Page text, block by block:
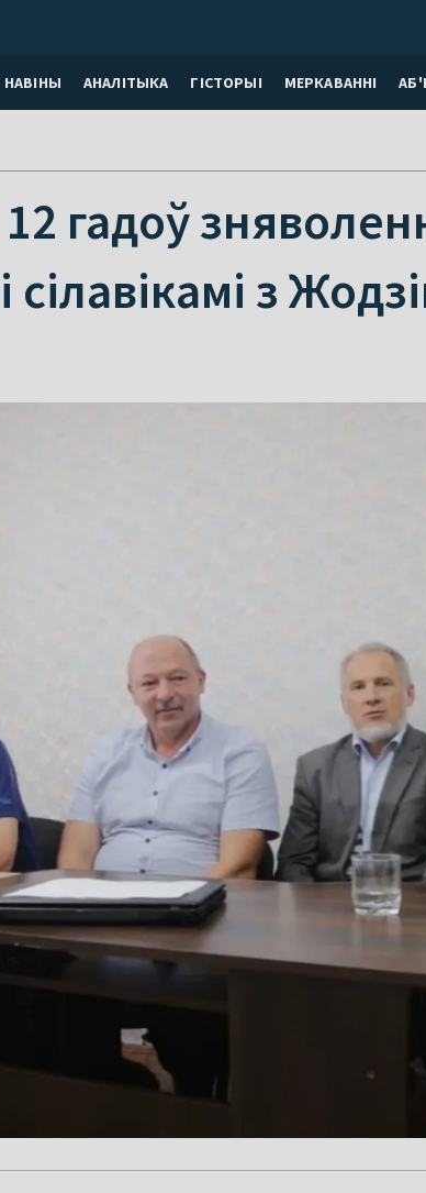
НАВІНЫ АНАЛІТЫКА ГІСТОРЫІ МЕРКАВАННI
гадоў
з